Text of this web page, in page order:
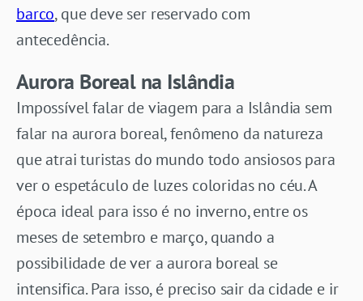
barco, que deve ser reservado com
antecedência.
Aurora Boreal na Islândia
Impossível falar de viagem para a Islândia sem
falar na aurora boreal, fenômeno da natureza
que atrai turistas do mundo todo ansiosos para
ver o espetáculo de luzes coloridas no céu. A
época ideal para isso é no inverno, entre os
meses de setembro e março, quando a
possibilidade de ver a aurora boreal se
intensifica. Para isso, é preciso sair da cidade e ir